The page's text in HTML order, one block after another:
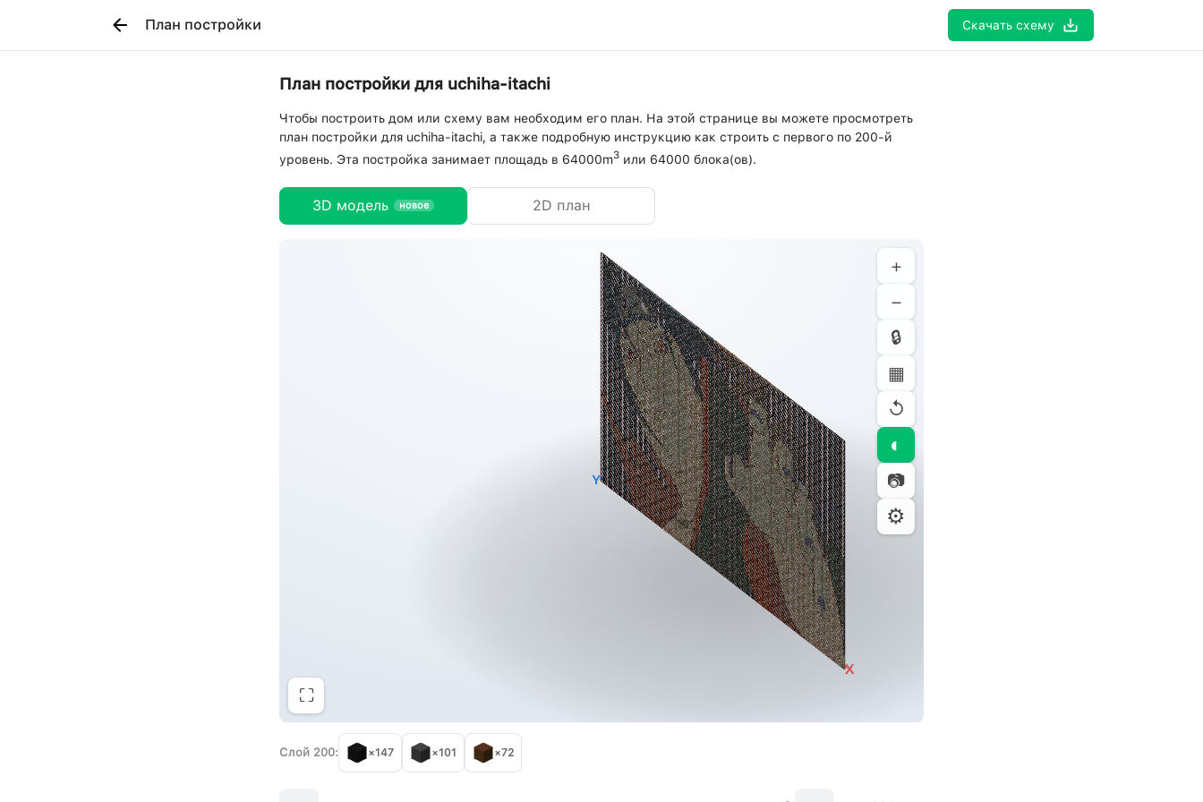
План постройки Скачать схему
План постройки для uchiha-itachi
Чтобы построить дом или схему вам необходим его план. На этой странице вы можете просмотреть
план постройки для uchiha-itachi, а также подробную инструкцию как строить с первого по 200-й
уровень. Эта постройка занимает площадь в 64000m3 или 64000 блока(ов).
3D модель новое 2D план
+
−
🔒
▦
↺
◐
📷
⚙
⛶
Слой 200: ×147 ×101 ×72